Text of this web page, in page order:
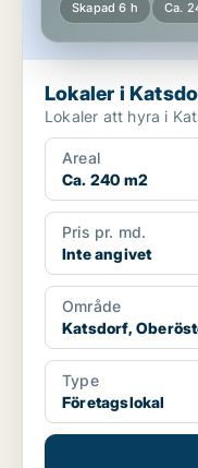
Skapad 6 h Ca.
Lokaler i
Lokaler att hyra i
Areal
Ca. 240 m2
Pris pr. md.
Inte angivet
Område
Katsdorf,
Type
Företagslokal